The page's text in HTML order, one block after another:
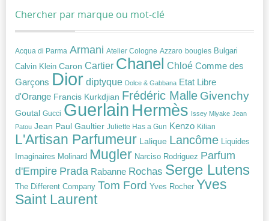
Chercher par marque ou mot-clé
Acqua di Parma Armani Atelier Cologne Azzaro bougies Bulgari
Calvin Klein Caron Cartier Chanel Chloé Comme des
Garçons Dior diptyque Dolce & Gabbana Etat Libre
d'Orange Francis Kurkdjian Frédéric Malle Givenchy
Goutal Gucci Guerlain Hermès Issey Miyake Jean
Patou Jean Paul Gaultier Juliette Has a Gun Kenzo Kilian
L'Artisan Parfumeur Lalique Lancôme
Liquides
Imaginaires Molinard Mugler Narciso Rodriguez Parfum
d'Empire Prada Rabanne Rochas Serge Lutens
The Different Company Tom Ford Yves Rocher Yves
Saint Laurent